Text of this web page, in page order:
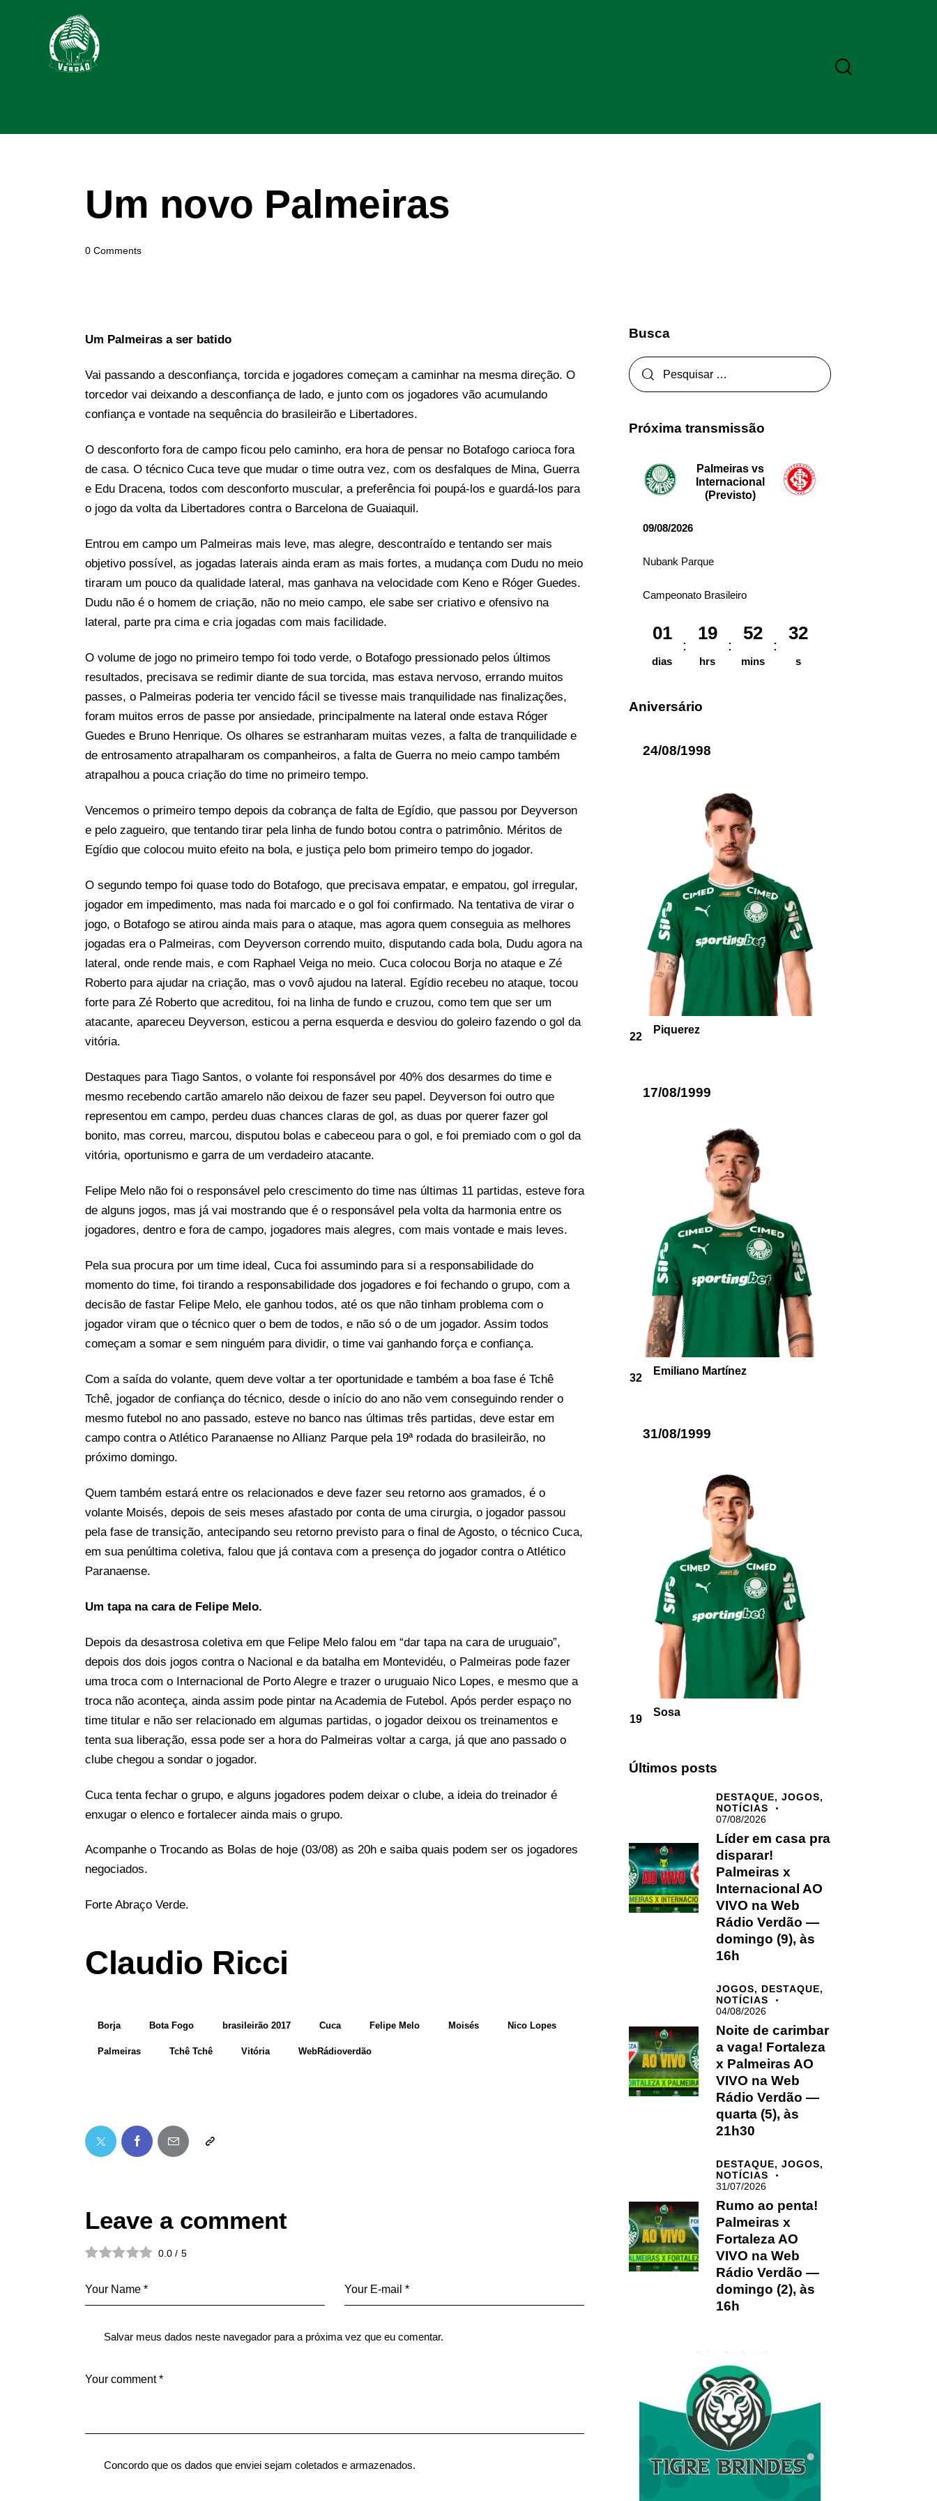
Um novo Palmeiras
0 Comments
Um Palmeiras a ser batido
Vai passando a desconfiança, torcida e jogadores começam a caminhar na mesma direção. O
torcedor vai deixando a desconfiança de lado, e junto com os jogadores vão acumulando
confiança e vontade na sequência do brasileirão e Libertadores.
O desconforto fora de campo ficou pelo caminho, era hora de pensar no Botafogo carioca fora
de casa. O técnico Cuca teve que mudar o time outra vez, com os desfalques de Mina, Guerra
e Edu Dracena, todos com desconforto muscular, a preferência foi poupá-los e guardá-los para
o jogo da volta da Libertadores contra o Barcelona de Guaiaquil.
Entrou em campo um Palmeiras mais leve, mas alegre, descontraído e tentando ser mais
objetivo possível, as jogadas laterais ainda eram as mais fortes, a mudança com Dudu no meio
tiraram um pouco da qualidade lateral, mas ganhava na velocidade com Keno e Róger Guedes.
Dudu não é o homem de criação, não no meio campo, ele sabe ser criativo e ofensivo na
lateral, parte pra cima e cria jogadas com mais facilidade.
O volume de jogo no primeiro tempo foi todo verde, o Botafogo pressionado pelos últimos
resultados, precisava se redimir diante de sua torcida, mas estava nervoso, errando muitos
passes, o Palmeiras poderia ter vencido fácil se tivesse mais tranquilidade nas finalizações,
foram muitos erros de passe por ansiedade, principalmente na lateral onde estava Róger
Guedes e Bruno Henrique. Os olhares se estranharam muitas vezes, a falta de tranquilidade e
de entrosamento atrapalharam os companheiros, a falta de Guerra no meio campo também
atrapalhou a pouca criação do time no primeiro tempo.
Vencemos o primeiro tempo depois da cobrança de falta de Egídio, que passou por Deyverson
e pelo zagueiro, que tentando tirar pela linha de fundo botou contra o patrimônio. Méritos de
Egídio que colocou muito efeito na bola, e justiça pelo bom primeiro tempo do jogador.
O segundo tempo foi quase todo do Botafogo, que precisava empatar, e empatou, gol irregular,
jogador em impedimento, mas nada foi marcado e o gol foi confirmado. Na tentativa de virar o
jogo, o Botafogo se atirou ainda mais para o ataque, mas agora quem conseguia as melhores
jogadas era o Palmeiras, com Deyverson correndo muito, disputando cada bola, Dudu agora na
lateral, onde rende mais, e com Raphael Veiga no meio. Cuca colocou Borja no ataque e Zé
Roberto para ajudar na criação, mas o vovô ajudou na lateral. Egídio recebeu no ataque, tocou
forte para Zé Roberto que acreditou, foi na linha de fundo e cruzou, como tem que ser um
atacante, apareceu Deyverson, esticou a perna esquerda e desviou do goleiro fazendo o gol da
vitória.
Destaques para Tiago Santos, o volante foi responsável por 40% dos desarmes do time e
mesmo recebendo cartão amarelo não deixou de fazer seu papel. Deyverson foi outro que
representou em campo, perdeu duas chances claras de gol, as duas por querer fazer gol
bonito, mas correu, marcou, disputou bolas e cabeceou para o gol, e foi premiado com o gol da
vitória, oportunismo e garra de um verdadeiro atacante.
Felipe Melo não foi o responsável pelo crescimento do time nas últimas 11 partidas, esteve fora
de alguns jogos, mas já vai mostrando que é o responsável pela volta da harmonia entre os
jogadores, dentro e fora de campo, jogadores mais alegres, com mais vontade e mais leves.
Pela sua procura por um time ideal, Cuca foi assumindo para si a responsabilidade do
momento do time, foi tirando a responsabilidade dos jogadores e foi fechando o grupo, com a
decisão de fastar Felipe Melo, ele ganhou todos, até os que não tinham problema com o
jogador viram que o técnico quer o bem de todos, e não só o de um jogador. Assim todos
começam a somar e sem ninguém para dividir, o time vai ganhando força e confiança.
Com a saída do volante, quem deve voltar a ter oportunidade e também a boa fase é Tchê
Tchê, jogador de confiança do técnico, desde o início do ano não vem conseguindo render o
mesmo futebol no ano passado, esteve no banco nas últimas três partidas, deve estar em
campo contra o Atlético Paranaense no Allianz Parque pela 19ª rodada do brasileirão, no
próximo domingo.
Quem também estará entre os relacionados e deve fazer seu retorno aos gramados, é o
volante Moisés, depois de seis meses afastado por conta de uma cirurgia, o jogador passou
pela fase de transição, antecipando seu retorno previsto para o final de Agosto, o técnico Cuca,
em sua penúltima coletiva, falou que já contava com a presença do jogador contra o Atlético
Paranaense.
Um tapa na cara de Felipe Melo.
Depois da desastrosa coletiva em que Felipe Melo falou em “dar tapa na cara de uruguaio”,
depois dos dois jogos contra o Nacional e da batalha em Montevidéu, o Palmeiras pode fazer
uma troca com o Internacional de Porto Alegre e trazer o uruguaio Nico Lopes, e mesmo que a
troca não aconteça, ainda assim pode pintar na Academia de Futebol. Após perder espaço no
time titular e não ser relacionado em algumas partidas, o jogador deixou os treinamentos e
tenta sua liberação, essa pode ser a hora do Palmeiras voltar a carga, já que ano passado o
clube chegou a sondar o jogador.
Cuca tenta fechar o grupo, e alguns jogadores podem deixar o clube, a ideia do treinador é
enxugar o elenco e fortalecer ainda mais o grupo.
Acompanhe o Trocando as Bolas de hoje (03/08) as 20h e saiba quais podem ser os jogadores
negociados.
Forte Abraço Verde.
Claudio Ricci
Borja Bota Fogo brasileirão 2017 Cuca Felipe Melo Moisés Nico Lopes
Palmeiras Tchê Tchê Vitória WebRádioverdão
Leave a comment
0.0 / 5
Salvar meus dados neste navegador para a próxima vez que eu comentar.
Concordo que os dados que enviei sejam coletados e armazenados.
Busca
Próxima transmissão
Palmeiras vs
Internacional
(Previsto)
09/08/2026
Nubank Parque
Campeonato Brasileiro
01
dias
19
hrs
52
mins
32
s
Aniversário
24/08/1998
22
Piquerez
17/08/1999
32
Emiliano Martínez
31/08/1999
19
Sosa
Últimos posts
DESTAQUE,JOGOS,
NOTÍCIAS
07/08/2026
Líder em casa pra
disparar!
Palmeiras x
Internacional AO
VIVO na Web
Rádio Verdão —
domingo (9), às
16h
JOGOS, DESTAQUE,
NOTÍCIAS
04/08/2026
Noite de carimbar
a vaga! Fortaleza
x Palmeiras AO
VIVO na Web
Rádio Verdão —
quarta (5), às
21h30
DESTAQUE,JOGOS,
NOTÍCIAS
31/07/2026
Rumo ao penta!
Palmeiras x
Fortaleza AO
VIVO na Web
Rádio Verdão —
domingo (2), às
16h